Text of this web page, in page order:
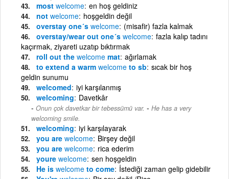
most welcome en hoş geldiniz
not welcome hoşgeldin değil
overstay one´s welcome (misafir) fazla kalmak
overstay/wear out one´s welcome fazla kalıp tadını
kaçırmak, ziyareti uzatıp bıktırmak
roll out the welcome mat ağırlamak
to extend a warm welcome to sb sıcak bir hoş
geldin sunumu
welcomed iyi karşılanmış
welcoming Davetkâr
Onun çok davetkar bir tebessümü var. - He has a very
welcoming smile.
welcoming iyi karşılayarak
you are welcome Birşey değil
you are welcome rica ederim
youre welcome sen hoşgeldin
He is welcome to come İstediği zaman gelip gidebilir